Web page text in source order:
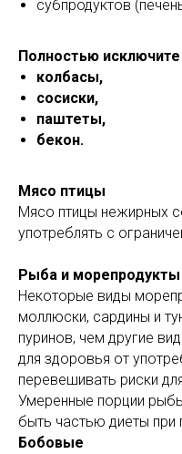
субпродуктов
Полностью
колбасы,
сосиски,
паштеты,
бекон.
Мясо птицы
Мясо птицы нежирных
употреблять с
Рыба и морепродукты
Некоторые виды
моллюски, сардины и
пуринов, чем другие
для здоровья от
перевешивать риски
Умеренные порции
быть частью диеты при
Бобовые